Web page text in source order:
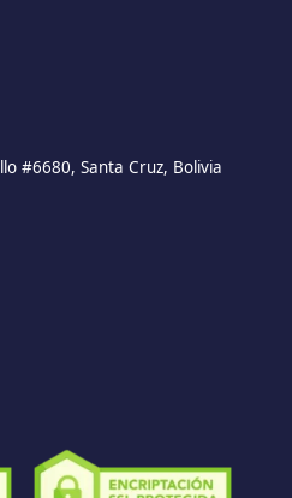
#6680, Santa Cruz, Bolivia